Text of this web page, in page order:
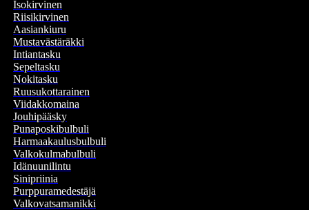
Isokirvinen
Riisikirvinen
Aasiankiuru
Mustavästäräkki
Intiantasku
Sepeltasku
Nokitasku
Ruusukottarainen
Viidakkomaina
Jouhipääsky
Punaposkibulbuli
Harmaakaulusbulbuli
Valkokulmabulbuli
Idänuunilintu
Sinipriinia
Purppuramedestäjä
Valkovatsamanikki